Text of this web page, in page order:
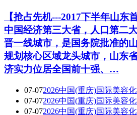
【抢占先机---2017下半年山东
中国经济第三大省，人口第二
晋一线城市，是国务院批准的
规划核心区域龙头城市，山东
济实力位居全国前十强、…
07-072026中国(重庆)国际美容
07-072026中国(重庆)国际美容
07-072026中国(重庆)国际美容